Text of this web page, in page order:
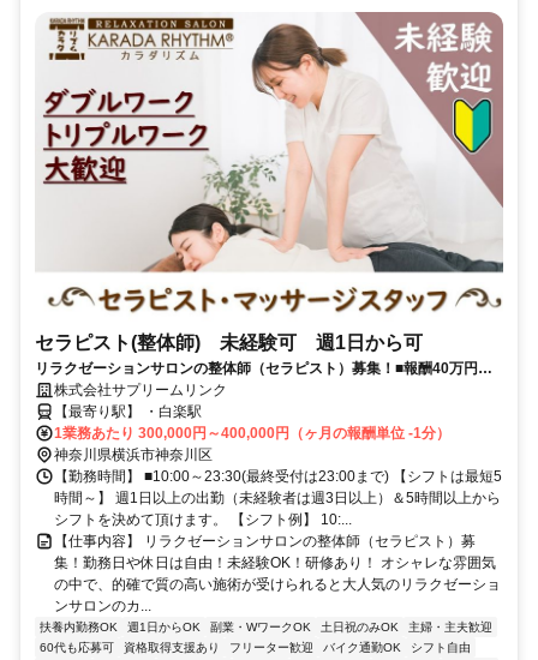
セラピスト(整体師) 未経験可 週1日から可
リラクゼーションサロンの整体師（セラピスト）募集！■報酬40万円以
上も可 ■勤務日や休日は自由！■未経験OK！■研修あり！
株式会社サプリームリンク
【最寄り駅】 ・白楽駅
1業務あたり 300,000円～400,000円（ヶ月の報酬単位 -1分）
神奈川県横浜市神奈川区
【勤務時間】 ■10:00～23:30(最終受付は23:00まで) 【シフトは最短5
時間～】 週1日以上の出勤（未経験者は週3日以上）＆5時間以上から
シフトを決めて頂けます。 【シフト例】 10:...
【仕事内容】 リラクゼーションサロンの整体師（セラピスト）募
集！勤務日や休日は自由！未経験OK！研修あり！ オシャレな雰囲気
の中で、的確で質の高い施術が受けられると大人気のリラクゼーショ
ンサロンのカ...
扶養内勤務OK 週1日からOK 副業・WワークOK 土日祝のみOK
主婦・主夫歓迎
60代も応募可
資格取得支援あり フリーター歓迎 バイク通勤OK
シフト自由